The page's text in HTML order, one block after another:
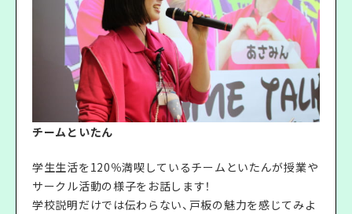
チームといたん
学生生活を120％満喫しているチームといたんが授業や
サークル活動の様子をお話します！
学校説明だけでは伝わらない、戸板の魅力を感じてみよ